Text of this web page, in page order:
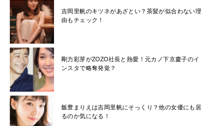
吉岡里帆のキツネがあざとい？茶髪が似合わない理
由もチェック！
剛力彩芽がZOZO社長と熱愛！元カノ下京慶子のイ
ンスタで略奪発覚？
飯豊まりえは吉岡里帆にそっくり？他の女優にも居
るのか気になる！